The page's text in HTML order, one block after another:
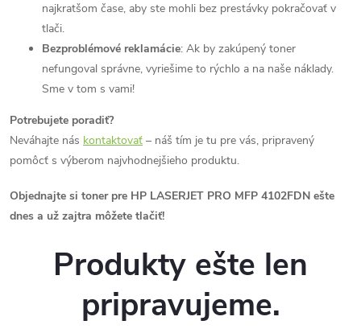
najkratšom čase, aby ste mohli bez prestávky pokračovať v
tlači.
Bezproblémové reklamácie: Ak by zakúpený toner
nefungoval správne, vyriešime to rýchlo a na naše náklady.
Sme v tom s vami!
Potrebujete poradiť?
Neváhajte nás kontaktovať – náš tím je tu pre vás, pripravený
pomôcť s výberom najvhodnejšieho produktu.
Objednajte si toner pre HP LASERJET PRO MFP 4102FDN ešte
dnes a už zajtra môžete tlačiť!
Produkty ešte len
pripravujeme.